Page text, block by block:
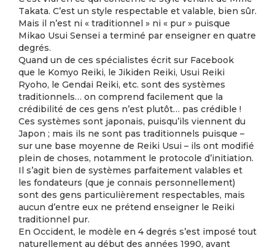
Takata. C’est un style respectable et valable, bien sûr.
Mais il n’est ni « traditionnel » ni « pur » puisque
Mikao Usui Sensei a terminé par enseigner en quatre
degrés.
Quand un de ces spécialistes écrit sur Facebook
que le Komyo Reiki, le Jikiden Reiki, Usui Reiki
Ryoho, le Gendai Reiki, etc. sont des systèmes
traditionnels… on comprend facilement que la
crédibilité de ces gens n’est plutôt… pas crédible !
Ces systèmes sont japonais, puisqu’ils viennent du
Japon ; mais ils ne sont pas traditionnels puisque –
sur une base moyenne de Reiki Usui – ils ont modifié
plein de choses, notamment le protocole d’initiation.
Il s’agit bien de systèmes parfaitement valables et
les fondateurs (que je connais personnellement)
sont des gens particulièrement respectables, mais
aucun d’entre eux ne prétend enseigner le Reiki
traditionnel pur.
En Occident, le modèle en 4 degrés s’est imposé tout
naturellement au début des années 1990, avant